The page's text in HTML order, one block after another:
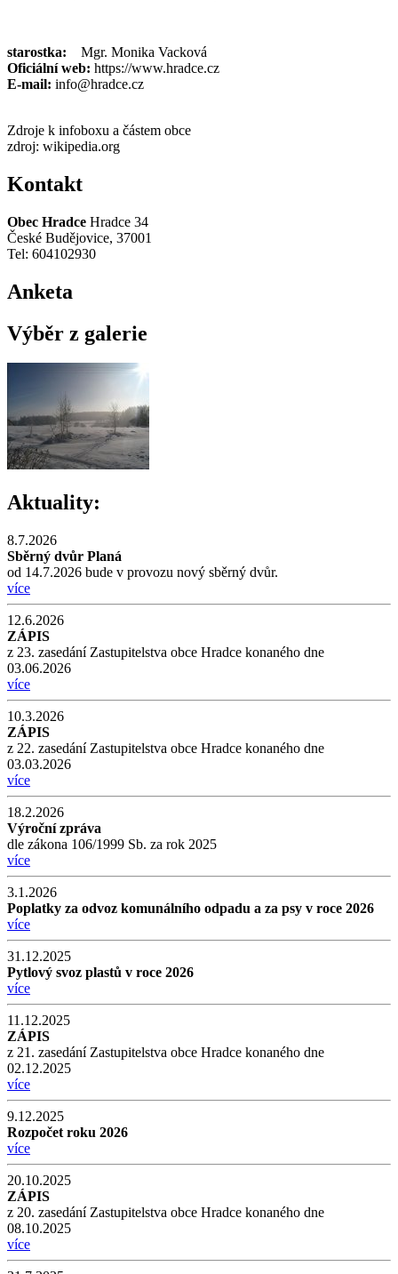
starostka: Mgr. Monika Vacková
Oficiální web: https://www.hradce.cz
E-mail: info@hradce.cz
Zdroje k infoboxu a částem obce
zdroj: wikipedia.org
Kontakt
Obec Hradce Hradce 34
České Budějovice, 37001
Tel: 604102930
Anketa
Výběr z galerie
Aktuality:
8.7.2026
Sběrný dvůr Planá
od 14.7.2026 bude v provozu nový sběrný dvůr.
více
12.6.2026
ZÁPIS
z 23. zasedání Zastupitelstva obce Hradce konaného dne
03.06.2026
více
10.3.2026
ZÁPIS
z 22. zasedání Zastupitelstva obce Hradce konaného dne
03.03.2026
více
18.2.2026
Výroční zpráva
dle zákona 106/1999 Sb. za rok 2025
více
3.1.2026
Poplatky za odvoz komunálního odpadu a za psy v roce 2026
více
31.12.2025
Pytlový svoz plastů v roce 2026
více
11.12.2025
ZÁPIS
z 21. zasedání Zastupitelstva obce Hradce konaného dne
02.12.2025
více
9.12.2025
Rozpočet roku 2026
více
20.10.2025
ZÁPIS
z 20. zasedání Zastupitelstva obce Hradce konaného dne
08.10.2025
více